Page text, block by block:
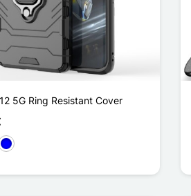
5G Ring Resistant Cover
Blau